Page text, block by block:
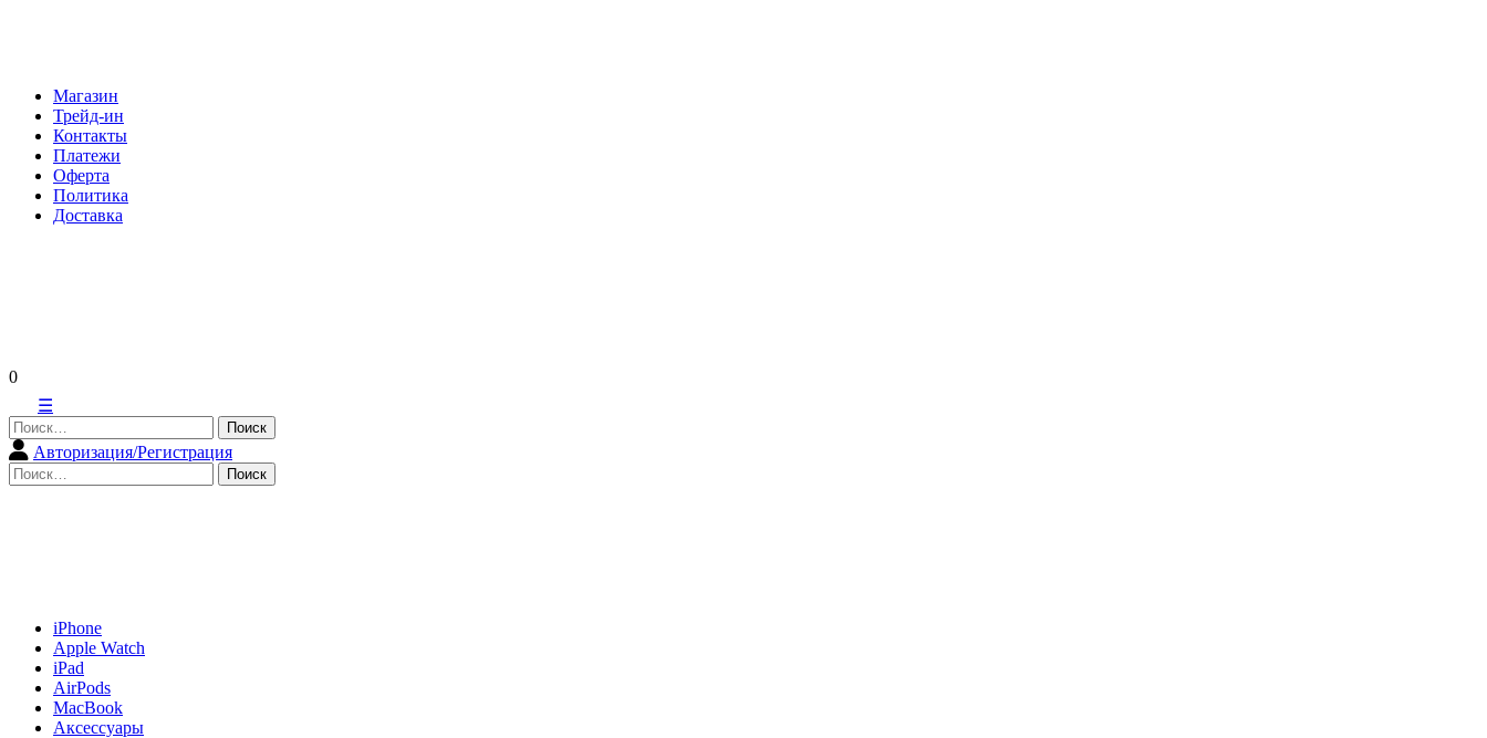
Магазин
Трейд-ин
Контакты
Платежи
Оферта
Политика
Доставка
0
☰
Найти:
Авторизация/Регистрация
Найти:
iPhone
Apple Watch
iPad
AirPods
MacBook
Аксессуары